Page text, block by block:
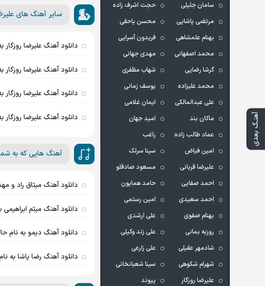
آهنـگ بعدی
سایر آهنگ های
دانلود آهنگ علیرضا روزگار
دانلود آهنگ علیرضا روزگار
دانلود آهنگ علیرضا روزگار
دانلود آهنگ علیرضا
آهنگ هایی که به
دانلود آهنگ میثاق راد و
دانلود آهنگ میثم
دانلود آهنگ دیمو به نام
دانلود آهنگ رضا پاشا به
سامان جلیلی
حجت اشرف زاده
مرتضی پاشایی
محسن یاحقی
بهنام علمشاهی
فریدون آسرایی
محمد اصفهانی
مهدی جهانی
گرشا رضایی
شهاب مظفری
محمد علیزاده
یوسف زمانی
علی عبدالمالکی
ایمان غلامی
ماکان بند
امید جهان
عماد طالب زاده
راغب
امین فیاض
سینا سرلک
علیرضا قربانی
مسعود صادقلو
احمد صفایی
حامد همایون
احمد سعیدی
امین رستمی
بهنام صفوی
علی ارشدی
روزبه بمانی
علی زند وکیلی
شادمهر عقیلی
علی زارعی
شهرام شکوهی
سینا شعبانخانی
علیرضا روزگار
پیوند